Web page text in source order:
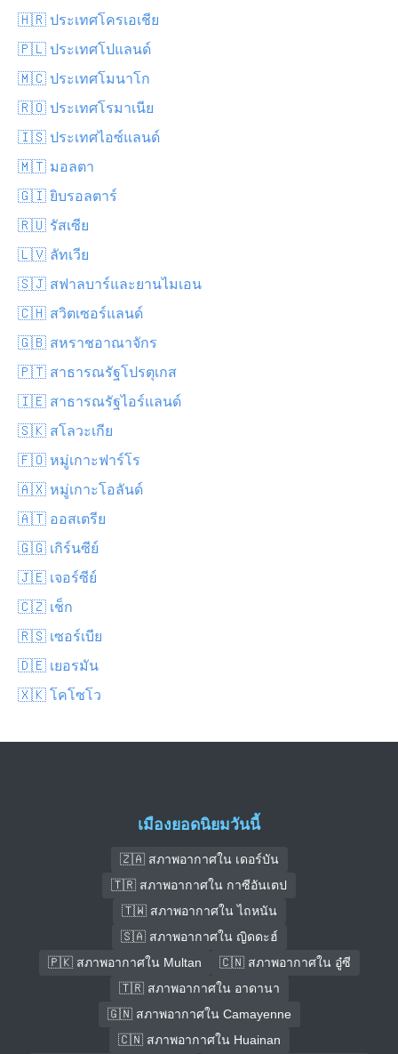
🇭🇷 ประเทศโครเอเชีย
🇵🇱 ประเทศโปแลนด์
🇲🇨 ประเทศโมนาโก
🇷🇴 ประเทศโรมาเนีย
🇮🇸 ประเทศไอซ์แลนด์
🇲🇹 มอลตา
🇬🇮 ยิบรอลตาร์
🇷🇺 รัสเซีย
🇱🇻 ลัทเวีย
🇸🇯 สฟาลบาร์และยานไมเอน
🇨🇭 สวิตเซอร์แลนด์
🇬🇧 สหราชอาณาจักร
🇵🇹 สาธารณรัฐโปรตุเกส
🇮🇪 สาธารณรัฐไอร์แลนด์
🇸🇰 สโลวะเกีย
🇫🇴 หมู่เกาะฟาร์โร
🇦🇽 หมู่เกาะโอลันด์
🇦🇹 ออสเตรีย
🇬🇬 เกิร์นซีย์
🇯🇪 เจอร์ซีย์
🇨🇿 เช็ก
🇷🇸 เซอร์เบีย
🇩🇪 เยอรมัน
🇽🇰 โคโซโว
เมืองยอดนิยมวันนี้
🇿🇦 สภาพอากาศใน เดอร์บัน
🇹🇷 สภาพอากาศใน กาซีอันเตป
🇹🇼 สภาพอากาศใน ไถหนัน
🇸🇦 สภาพอากาศใน ญิดดะฮ์
🇵🇰 สภาพอากาศใน Multan
🇨🇳 สภาพอากาศใน อู๋ซี
🇹🇷 สภาพอากาศใน อาดานา
🇬🇳 สภาพอากาศใน Camayenne
🇨🇳 สภาพอากาศใน Huainan